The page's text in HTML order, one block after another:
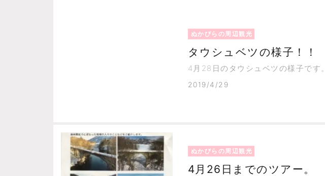
ぬかびらの周辺観光
タウシュベツの様子！！
4月28日のタウシュベツの様子です。
2019/4/29
ぬかびらの周辺観光
4月26日までのツアー。